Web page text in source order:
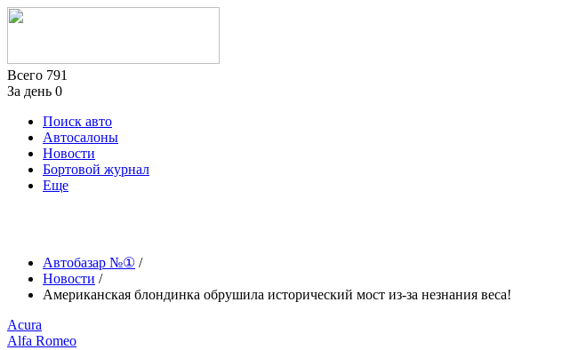
Всего 791
За день 0
Поиск авто
Автосалоны
Новости
Бортовой журнал
Еще
Автобазар №① /
Новости /
Американская блондинка обрушила исторический мост из-за незнания веса!
Acura
Alfa Romeo